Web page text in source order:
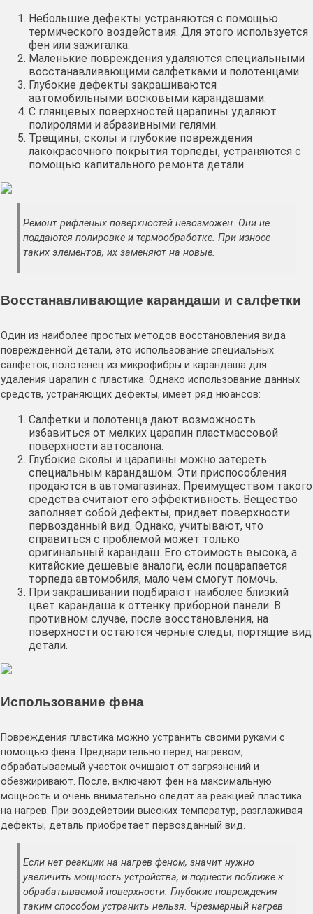
Небольшие дефекты устраняются с помощью
термического воздействия. Для этого используется
фен или зажигалка.
Маленькие повреждения удаляются специальными
восстанавливающими салфетками и полотенцами.
Глубокие дефекты закрашиваются
автомобильными восковыми карандашами.
С глянцевых поверхностей царапины удаляют
полиролями и абразивными гелями.
Трещины, сколы и глубокие повреждения
лакокрасочного покрытия торпеды, устраняются с
помощью капитального ремонта детали.
Ремонт рифленых поверхностей невозможен. Они не
поддаются полировке и термообработке. При износе
таких элементов, их заменяют на новые.
Восстанавливающие карандаши и салфетки
Один из наиболее простых методов восстановления вида
поврежденной детали, это использование специальных
салфеток, полотенец из микрофибры и карандаша для
удаления царапин с пластика. Однако использование данных
средств, устраняющих дефекты, имеет ряд нюансов:
Салфетки и полотенца дают возможность
избавиться от мелких царапин пластмассовой
поверхности автосалона.
Глубокие сколы и царапины можно затереть
специальным карандашом. Эти приспособления
продаются в автомагазинах. Преимуществом такого
средства считают его эффективность. Вещество
заполняет собой дефекты, придает поверхности
первозданный вид. Однако, учитывают, что
справиться с проблемой может только
оригинальный карандаш. Его стоимость высока, а
китайские дешевые аналоги, если поцарапается
торпеда автомобиля, мало чем смогут помочь.
При закрашивании подбирают наиболее близкий
цвет карандаша к оттенку приборной панели. В
противном случае, после восстановления, на
поверхности остаются черные следы, портящие вид
детали.
Использование фена
Повреждения пластика можно устранить своими руками с
помощью фена. Предварительно перед нагревом,
обрабатываемый участок очищают от загрязнений и
обезжиривают. После, включают фен на максимальную
мощность и очень внимательно следят за реакцией пластика
на нагрев. При воздействии высоких температур, разглаживая
дефекты, деталь приобретает первозданный вид.
Если нет реакции на нагрев феном, значит нужно
увеличить мощность устройства, и поднести поближе к
обрабатываемой поверхности. Глубокие повреждения
таким способом устранить нельзя. Чрезмерный нагрев